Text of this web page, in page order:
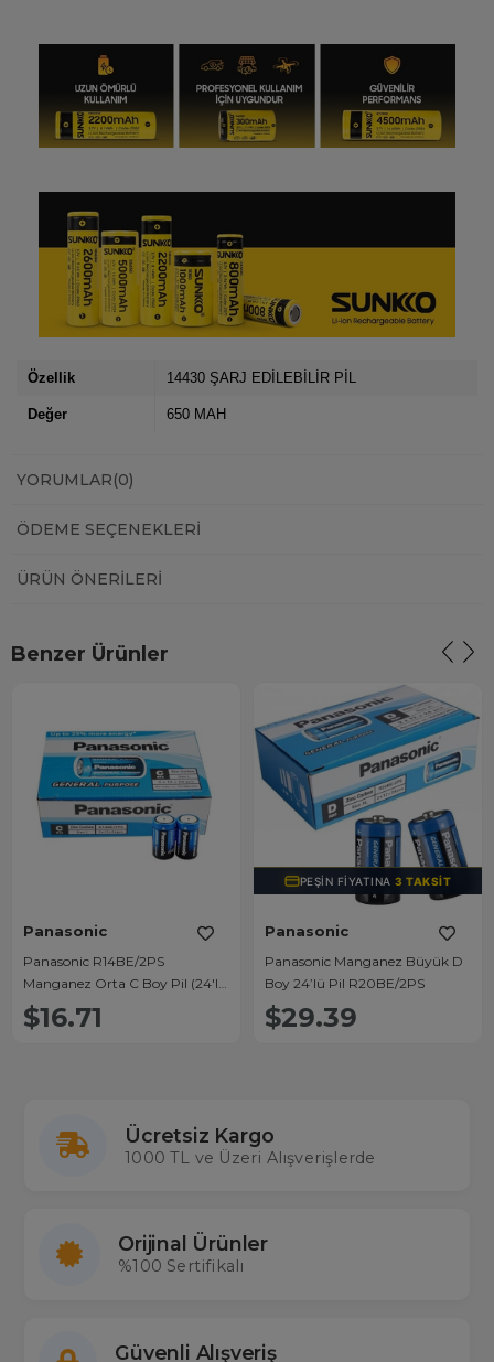
Özellik 14430 ŞARJ EDİLEBİLİR PİL
Değer 650 MAH
YORUMLAR(0)
ÖDEME SEÇENEKLERI
ÜRÜN ÖNERILERI
Benzer Ürünler
Panasonic
Panasonic R14BE/2PS
Manganez Orta C Boy Pil (24'lü
Paket)
$16.71
PEŞIN FIYATINA3 TAKSIT
Panasonic
Panasonic Manganez Büyük D
Boy 24’lü Pil R20BE/2PS
$29.39
Ücretsiz Kargo
1000 TL ve Üzeri Alışverişlerde
Orijinal Ürünler
%100 Sertifikalı
Güvenli Alışveriş